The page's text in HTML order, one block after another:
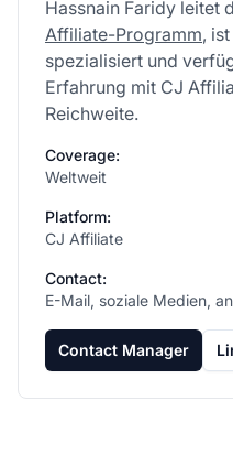
Hassnain Faridy leitet
Affiliate-Programm,
spezialisiert und
Erfahrung mit CJ
Reichweite.
Coverage:
Weltweit
Platform:
CJ Affiliate
Contact:
E-Mail, soziale Medien,
Contact Manager